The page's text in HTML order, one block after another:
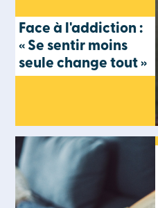
Face à l'addiction :
« Se sentir moins
seule change tout »